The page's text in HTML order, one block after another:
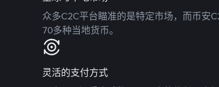
众多C2C平台瞄准的是特定市场，而币安
70多种当地货币。
灵活的支付方式